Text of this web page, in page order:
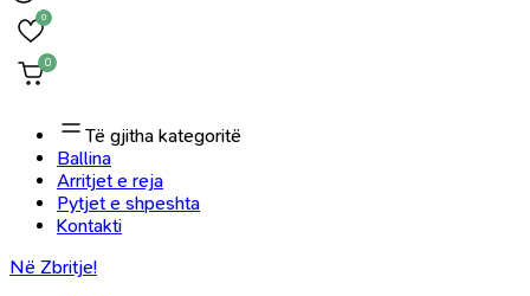
0
0
Të gjitha kategoritë
Ballina
Arritjet e reja
Pytjet e shpeshta
Kontakti
Në Zbritje!